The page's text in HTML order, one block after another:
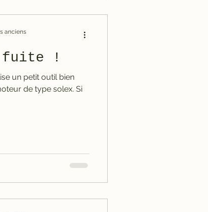
fuite !
un petit outil bien
de type solex. Si
anciens